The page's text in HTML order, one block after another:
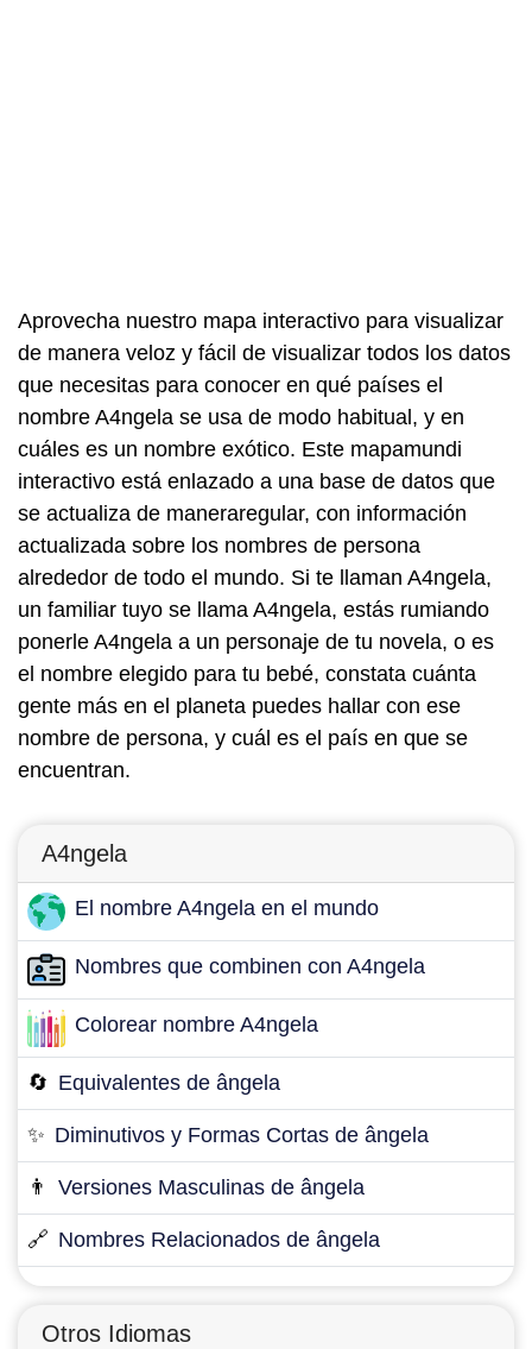
Aprovecha nuestro mapa interactivo para visualizar
de manera veloz y fácil de visualizar todos los datos
que necesitas para conocer en qué países el
nombre A4ngela se usa de modo habitual, y en
cuáles es un nombre exótico. Este mapamundi
interactivo está enlazado a una base de datos que
se actualiza de maneraregular, con información
actualizada sobre los nombres de persona
alrededor de todo el mundo. Si te llaman A4ngela,
un familiar tuyo se llama A4ngela, estás rumiando
ponerle A4ngela a un personaje de tu novela, o es
el nombre elegido para tu bebé, constata cuánta
gente más en el planeta puedes hallar con ese
nombre de persona, y cuál es el país en que se
encuentran.
A4ngela
El nombre A4ngela en el mundo
Nombres que combinen con A4ngela
Colorear nombre A4ngela
🔄 Equivalentes de ângela
✨ Diminutivos y Formas Cortas de ângela
👨 Versiones Masculinas de ângela
🔗 Nombres Relacionados de ângela
Otros Idiomas